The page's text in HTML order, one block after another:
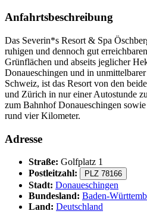
Anfahrtsbeschreibung
Das Severin*s Resort & Spa
ruhigen und dennoch gut
Grünflächen und abseits jeglicher
Donaueschingen und in
Schweiz, ist das Resort von den
und Zürich in nur einer Autostunde
zum Bahnhof Donaueschingen
rund vier Kilometer.
Adresse
Straße: Golfplatz 1
Postleitzahl:
PLZ 78166
Stadt: Donaueschingen
Bundesland: Baden-
Land: Deutschland